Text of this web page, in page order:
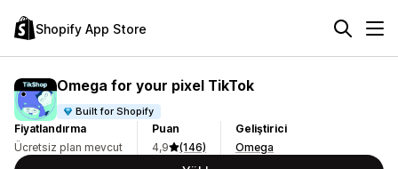
Shopify App Store
Omega for your pixel TikTok
Built for Shopify
Fiyatlandırma
Ücretsiz plan mevcut
Puan
4,9
(146)
Geliştirici
Omega